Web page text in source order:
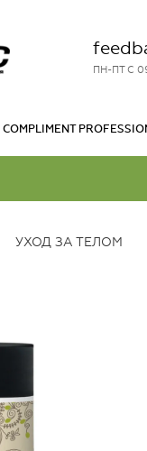
ПН-ПТ С
COMPLIMENT
УХОД ЗА ТЕЛОМ